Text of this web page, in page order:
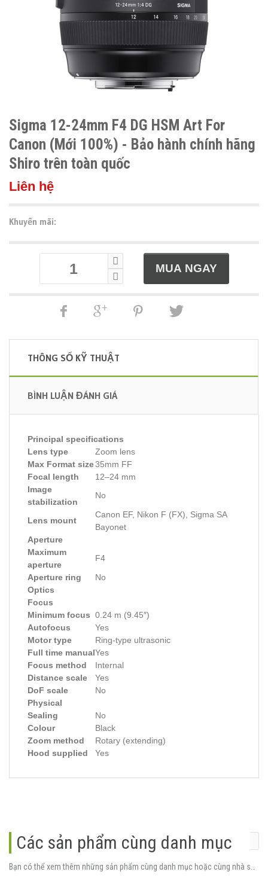
Sigma 12-24mm F4 DG HSM Art For
Canon (Mới 100%) - Bảo hành chính hãng
Shiro trên toàn quốc
Liên hệ
Khuyến mãi:
THÔNG SỐ KỸ THUẬT
BÌNH LUẬN ĐÁNH GIÁ
Principal specifications
Lens type
Zoom lens
Max Format size35mm FF
Focal length
12–24 mm
Image
stabilization
No
Lens mount
Canon EF, Nikon F (FX), Sigma SA
Bayonet
Aperture
Maximum
aperture
F4
Aperture ring
No
Optics
Focus
Minimum focus 0.24 m (9.45″)
Autofocus
Yes
Motor type
Ring-type ultrasonic
Full time manualYes
Focus method
Internal
Distance scale
Yes
DoF scale
No
Physical
Sealing
No
Colour
Black
Zoom method
Rotary (extending)
Hood supplied
Yes
Các sản phẩm cùng danh mục